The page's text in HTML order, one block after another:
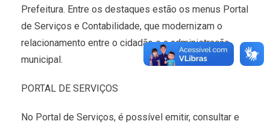
Prefeitura. Entre os destaques estão os menus Portal
de Serviços e Contabilidade, que modernizam o
relacionamento entre o cidadão e a administração
municipal.
PORTAL DE SERVIÇOS
No Portal de Serviços, é possível emitir, consultar e